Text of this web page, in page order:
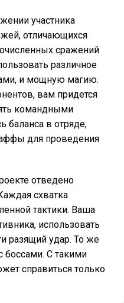
участника
отличающихся
сражений
различное
и мощную магию.
вам придется
командными
в отряде,
для проведения
отведено
схватка
тактики. Ваша
использовать
разящий удар. То же
боссами. С такими
справиться только